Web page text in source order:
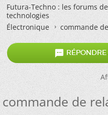
Futura-Techno : les forums
technologies
Électronique
commande

commande de